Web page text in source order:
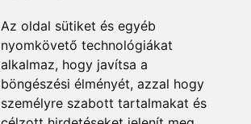
Az oldal sütiket és egyéb
nyomkövető technológiákat
alkalmaz, hogy javítsa a
böngészési élményét, azzal hogy
személyre szabott tartalmakat és
Accepted payment methods